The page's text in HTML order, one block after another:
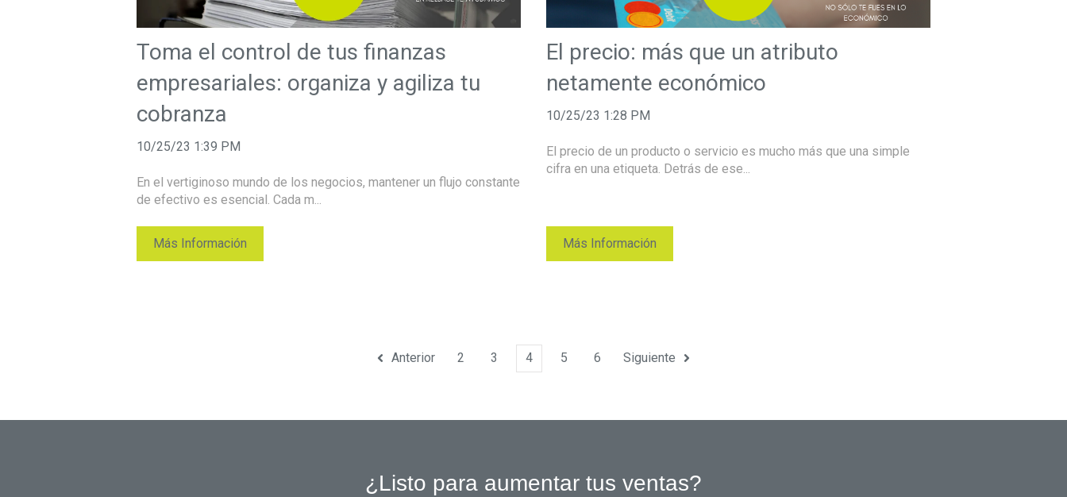
Toma el control de tus finanzas
empresariales: organiza y agiliza tu
cobranza
10/25/23 1:39 PM
En el vertiginoso mundo de los negocios, mantener un flujo constante
de efectivo es esencial. Cada m...
Más Información
El precio: más que un atributo
netamente económico
10/25/23 1:28 PM
El precio de un producto o servicio es mucho más que una simple
cifra en una etiqueta. Detrás de ese...
Más Información
Anterior 2 3 4 5 6 Siguiente
¿Listo para aumentar tus ventas?